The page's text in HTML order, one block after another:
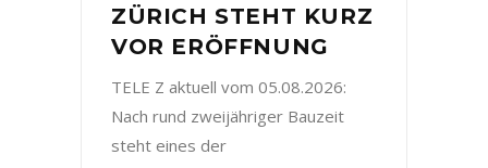
ZÜRICH STEHT KURZ
VOR ERÖFFNUNG
TELE Z aktuell vom 05.08.2026:
Nach rund zweijähriger Bauzeit
steht eines der